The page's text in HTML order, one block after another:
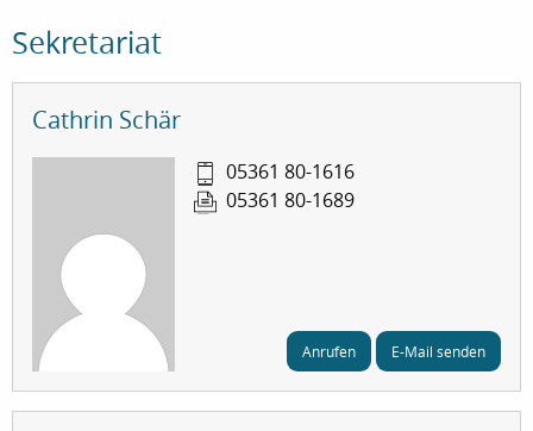
Sekretariat
Cathrin Schär
05361 80-1616
05361 80-1689
Anrufen E-Mail senden